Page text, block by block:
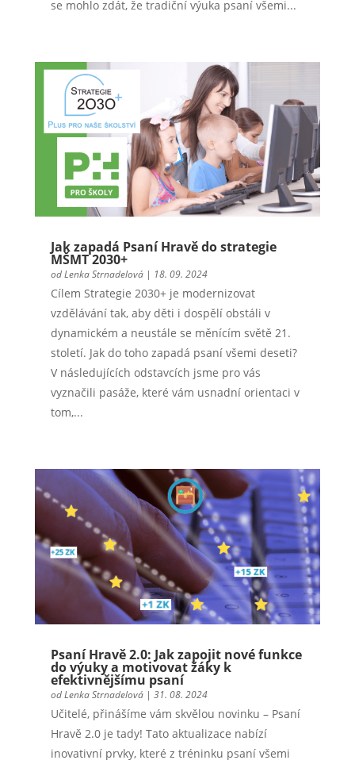
se mohlo zdát, že tradiční výuka psaní všemi...
Jak zapadá Psaní Hravě do strategie
MŠMT 2030+
odLenka Strnadelová| 18. 09. 2024
Cílem Strategie 2030+ je modernizovat
vzdělávání tak, aby děti i dospělí obstáli v
dynamickém a neustále se měnícím světě 21.
století. Jak do toho zapadá psaní všemi deseti?
V následujících odstavcích jsme pro vás
vyznačili pasáže, které vám usnadní orientaci v
tom,...
Psaní Hravě 2.0: Jak zapojit nové funkce
do výuky a motivovat žáky k
efektivnějšímu psaní
odLenka Strnadelová| 31. 08. 2024
Učitelé, přinášíme vám skvělou novinku – Psaní
Hravě 2.0 je tady! Tato aktualizace nabízí
inovativní prvky, které z tréninku psaní všemi